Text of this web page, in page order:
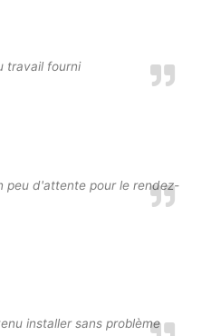
travail fourni
peu d'attente pour le rendez-
installer sans problème